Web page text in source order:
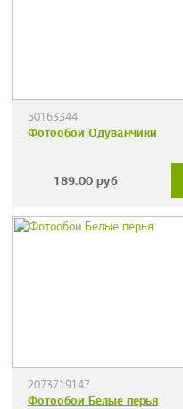
50163344
Фотообои Одуванчики
189.00 руб
2073719147
Фотообои Белые перья